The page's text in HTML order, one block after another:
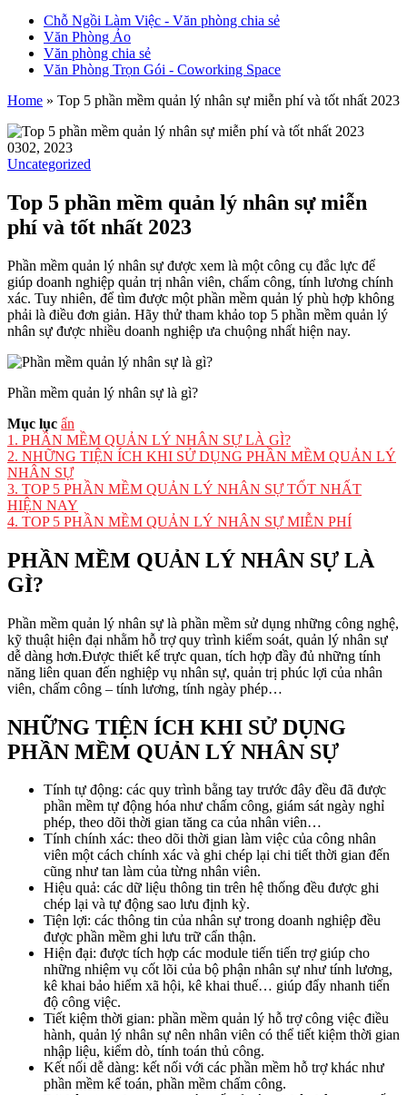
Chỗ Ngồi Làm Việc - Văn phòng chia sẻ
Văn Phòng Ảo
Văn phòng chia sẻ
Văn Phòng Trọn Gói - Coworking Space
Home » Top 5 phần mềm quản lý nhân sự miễn phí và tốt nhất 2023
0302, 2023
Uncategorized
Top 5 phần mềm quản lý nhân sự miễn
phí và tốt nhất 2023
Phần mềm quản lý nhân sự được xem là một công cụ đắc lực để
giúp doanh nghiệp quản trị nhân viên, chấm công, tính lương chính
xác. Tuy nhiên, để tìm được một phần mềm quản lý phù hợp không
phải là điều đơn giản. Hãy thử tham khảo top 5 phần mềm quản lý
nhân sự được nhiều doanh nghiệp ưa chuộng nhất hiện nay.
Phần mềm quản lý nhân sự là gì?
Mục lục ẩn
1. PHẦN MỀM QUẢN LÝ NHÂN SỰ LÀ GÌ?
2. NHỮNG TIỆN ÍCH KHI SỬ DỤNG PHẦN MỀM QUẢN LÝ
NHÂN SỰ
3. TOP 5 PHẦN MỀM QUẢN LÝ NHÂN SỰ TỐT NHẤT
HIỆN NAY
4. TOP 5 PHẦN MỀM QUẢN LÝ NHÂN SỰ MIỄN PHÍ
PHẦN MỀM QUẢN LÝ NHÂN SỰ LÀ
GÌ?
Phần mềm quản lý nhân sự là phần mềm sử dụng những công nghệ,
kỹ thuật hiện đại nhằm hỗ trợ quy trình kiểm soát, quản lý nhân sự
dễ dàng hơn.Được thiết kế trực quan, tích hợp đầy đủ những tính
năng liên quan đến nghiệp vụ nhân sự, quản trị phúc lợi của nhân
viên, chấm công – tính lương, tính ngày phép…
NHỮNG TIỆN ÍCH KHI SỬ DỤNG
PHẦN MỀM QUẢN LÝ NHÂN SỰ
Tính tự động: các quy trình bằng tay trước đây đều đã được
phần mềm tự động hóa như chấm công, giám sát ngày nghỉ
phép, theo dõi thời gian tăng ca của nhân viên…
Tính chính xác: theo dõi thời gian làm việc của công nhân
viên một cách chính xác và ghi chép lại chi tiết thời gian đến
cũng như tan làm của từng nhân viên.
Hiệu quả: các dữ liệu thông tin trên hệ thống đều được ghi
chép lại và tự động sao lưu định kỳ.
Tiện lợi: các thông tin của nhân sự trong doanh nghiệp đều
được phần mềm ghi lưu trữ cẩn thận.
Hiện đại: được tích hợp các module tiến tiến trợ giúp cho
những nhiệm vụ cốt lõi của bộ phận nhân sự như tính lương,
kê khai bảo hiểm xã hội, kê khai thuế… giúp đẩy nhanh tiến
độ công việc.
Tiết kiệm thời gian: phần mềm quản lý hỗ trợ công việc điều
hành, quản lý nhân sự nên nhân viên có thể tiết kiệm thời gian
nhập liệu, kiểm dò, tính toán thủ công.
Kết nối dễ dàng: kết nối với các phần mềm hỗ trợ khác như
phần mềm kế toán, phần mềm chấm công.